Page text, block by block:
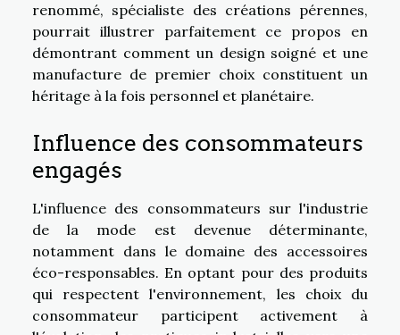
renommé, spécialiste des créations pérennes,
pourrait illustrer parfaitement ce propos en
démontrant comment un design soigné et une
manufacture de premier choix constituent un
héritage à la fois personnel et planétaire.
Influence des consommateurs
engagés
L'influence des consommateurs sur l'industrie
de la mode est devenue déterminante,
notamment dans le domaine des accessoires
éco-responsables. En optant pour des produits
qui respectent l'environnement, les choix du
consommateur participent activement à